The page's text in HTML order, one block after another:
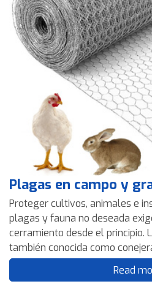
Plagas en campo y
Proteger cultivos, animales e
plagas y fauna no deseada
cerramiento desde el principio.
también conocida como
según su aplicación, es una
eficaz para delimitar, proteger y
Read